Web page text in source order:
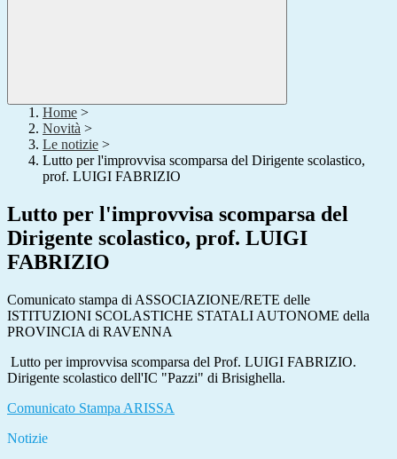
Home >
Novità >
Le notizie >
Lutto per l'improvvisa scomparsa del Dirigente scolastico,
prof. LUIGI FABRIZIO
Lutto per l'improvvisa scomparsa del
Dirigente scolastico, prof. LUIGI
FABRIZIO
Comunicato stampa di ASSOCIAZIONE/RETE delle
ISTITUZIONI SCOLASTICHE STATALI AUTONOME della
PROVINCIA di RAVENNA
Lutto per improvvisa scomparsa del Prof. LUIGI FABRIZIO.
Dirigente scolastico dell'IC "Pazzi" di Brisighella.
Comunicato Stampa ARISSA
Notizie